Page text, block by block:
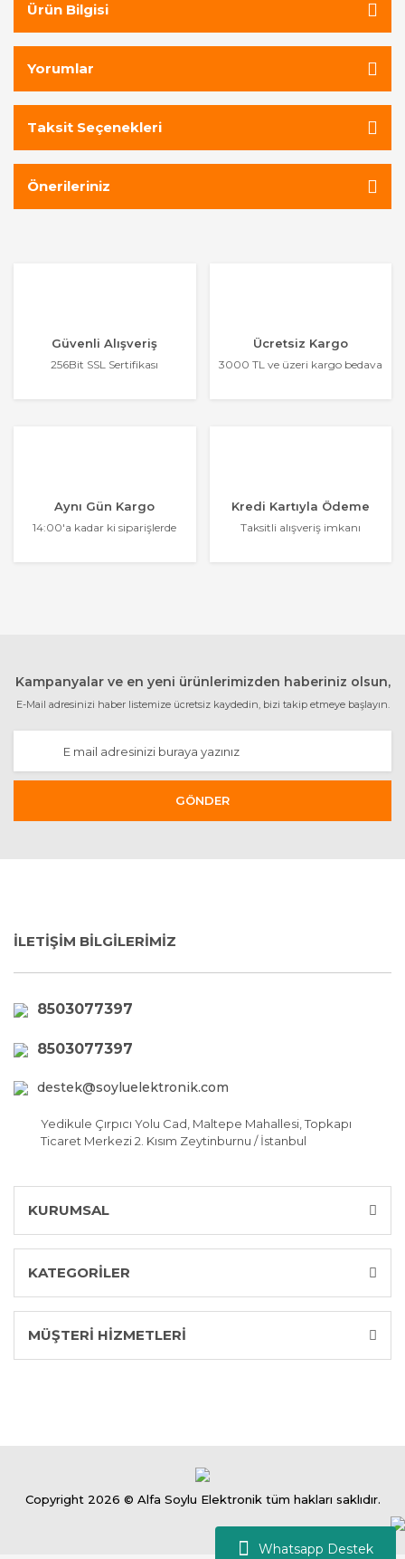
Whatsapp Destek
Ürün Bilgisi
Yorumlar
Taksit Seçenekleri
Önerileriniz
Güvenli Alışveriş
256Bit SSL Sertifikası
Ücretsiz Kargo
3000 TL ve üzeri kargo bedava
Aynı Gün Kargo
14:00'a kadar ki siparişlerde
Kredi Kartıyla Ödeme
Taksitli alışveriş imkanı
Kampanyalar ve en yeni ürünlerimizden haberiniz olsun,
E-Mail adresinizi haber listemize ücretsiz kaydedin, bizi takip etmeye başlayın.
GÖNDER
İLETİŞİM BİLGİLERİMİZ
8503077397
8503077397
destek@soyluelektronik.com
Yedikule Çırpıcı Yolu Cad, Maltepe Mahallesi, Topkapı
Ticaret Merkezi 2. Kısım Zeytinburnu / İstanbul
KURUMSAL
KATEGORİLER
MÜŞTERİ HİZMETLERİ
Copyright 2026 © Alfa Soylu Elektronik tüm hakları saklıdır.